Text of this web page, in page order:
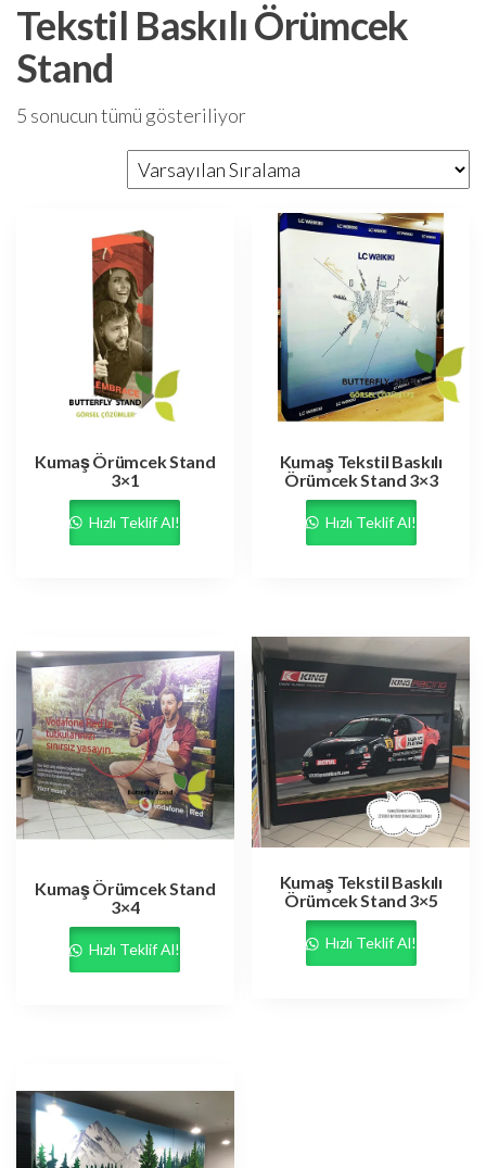
Tekstil Baskılı Örümcek
Stand
5 sonucun tümü gösteriliyor
Kumaş Örümcek Stand
3×1
Hızlı Teklif Al!
Kumaş Tekstil Baskılı
Örümcek Stand 3×3
Hızlı Teklif Al!
Kumaş Örümcek Stand
3×4
Hızlı Teklif Al!
Kumaş Tekstil Baskılı
Örümcek Stand 3×5
Hızlı Teklif Al!